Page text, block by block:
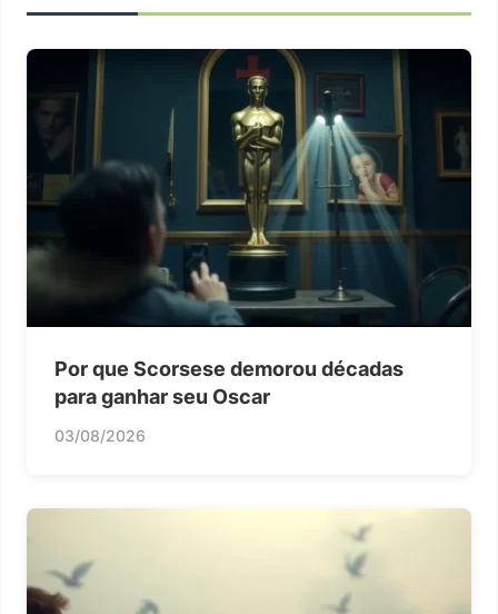
Por que Scorsese demorou décadas
para ganhar seu Oscar
03/08/2026